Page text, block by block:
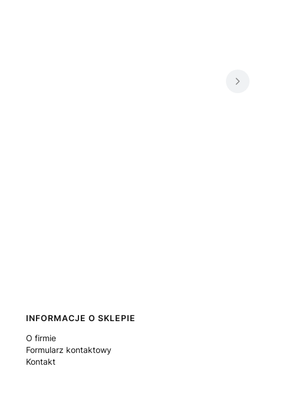
INFORMACJE O SKLEPIE
O firmie
Formularz kontaktowy
Kontakt